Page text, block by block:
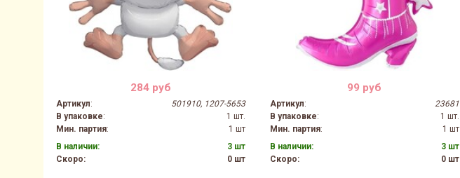
284 руб
Артикул:
501910, 1207-5653
В упаковке:
1 шт.
Мин. партия:
1 шт
В наличии:
3 шт
Скоро:
0 шт
99 руб
Артикул:
23681
В упаковке:
1 шт.
Мин. партия:
1 шт
В наличии:
3 шт
Скоро:
0 шт